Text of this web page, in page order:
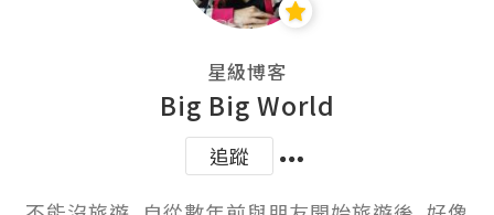
星級博客
Big Big World
追蹤